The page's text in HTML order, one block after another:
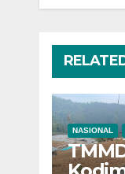
NASIONAL